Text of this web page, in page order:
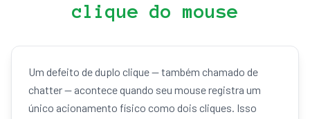
clique do mouse
Um defeito de duplo clique — também chamado de
chatter — acontece quando seu mouse registra um
único acionamento físico como dois cliques. Isso